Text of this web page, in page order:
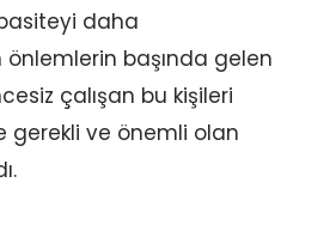
daha
önlemlerin başında gelen
çalışan bu kişileri
gerekli ve önemli olan